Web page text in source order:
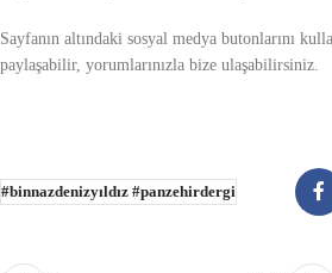
Sayfanın altındaki sosyal medya butonlarını
paylaşabilir, yorumlarınızla bize ulaşabilirsiniz.
#binnazdenizyıldız #panzehirdergi